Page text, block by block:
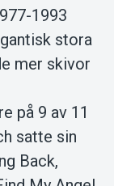
1993
stora
mer skivor
på 9 av 11
satte sin
Back,